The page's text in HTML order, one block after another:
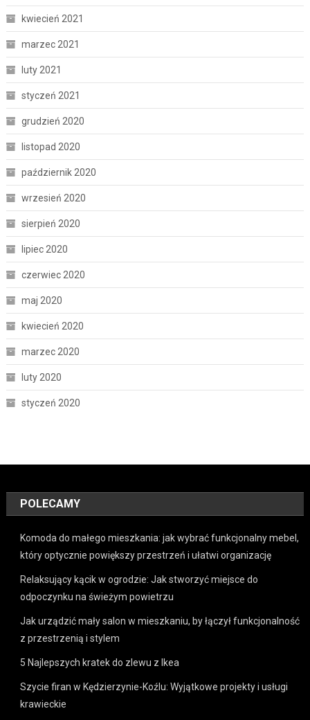
kwiecień 2021
marzec 2021
luty 2021
styczeń 2021
grudzień 2020
listopad 2020
październik 2020
wrzesień 2020
sierpień 2020
lipiec 2020
czerwiec 2020
maj 2020
kwiecień 2020
marzec 2020
luty 2020
styczeń 2020
POLECAMY
Komoda do małego mieszkania: jak wybrać funkcjonalny mebel,
który optycznie powiększy przestrzeń i ułatwi organizację
Relaksujący kącik w ogrodzie: Jak stworzyć miejsce do
odpoczynku na świeżym powietrzu
Jak urządzić mały salon w mieszkaniu, by łączył funkcjonalność
z przestrzenią i stylem
5 Najlepszych kratek do zlewu z Ikea
Szycie firan w Kędzierzynie-Koźlu: Wyjątkowe projekty i usługi
krawieckie